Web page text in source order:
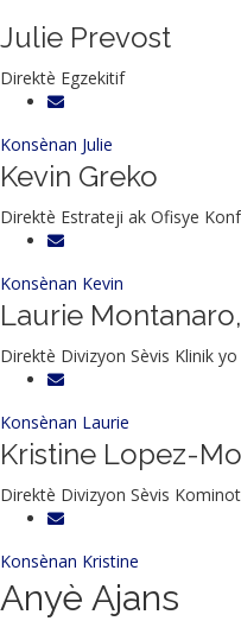
Julie Prevost
Direktè Egzekitif
Konsènan Julie
Kevin Greko
Direktè Estrateji ak Ofisye
Konsènan Kevin
Laurie
Direktè Divizyon Sèvis Klinik yo
Konsènan Laurie
Kristine Lopez-
Direktè Divizyon Sèvis
Konsènan Kristine
Anyè Ajans